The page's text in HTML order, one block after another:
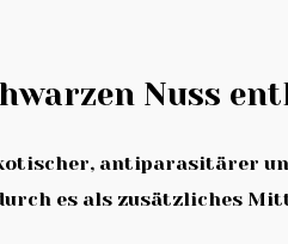
Nuss
antiparasitärer
es als zusätzliches